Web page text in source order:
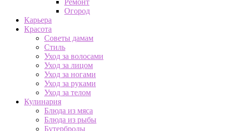
Ремонт
Огород
Карьера
Красота
Советы дамам
Стиль
Уход за волосами
Уход за лицом
Уход за ногами
Уход за руками
Уход за телом
Кулинария
Блюда из мяса
Блюда из рыбы
Бутерброды